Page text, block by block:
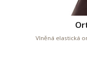
Vlněná elastická